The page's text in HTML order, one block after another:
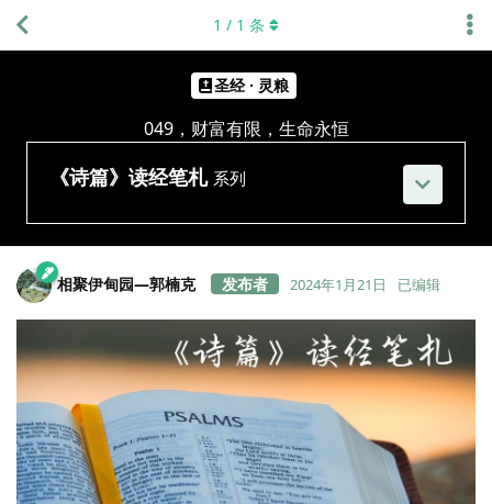
圣经 · 灵粮
049，财富有限，生命永恒
《诗篇》读经笔札 系列
1 / 1 条
相聚伊甸园—郭楠克 2024年1月21日 已编辑